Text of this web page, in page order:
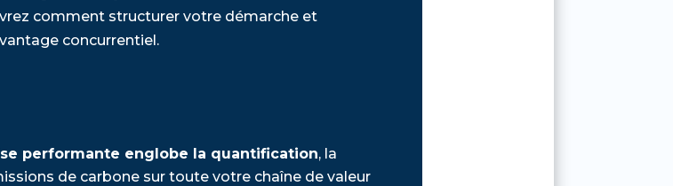
comment structurer votre démarche et
concurrentiel.
performante englobe la quantification, la
de carbone sur toute votre chaîne de valeur